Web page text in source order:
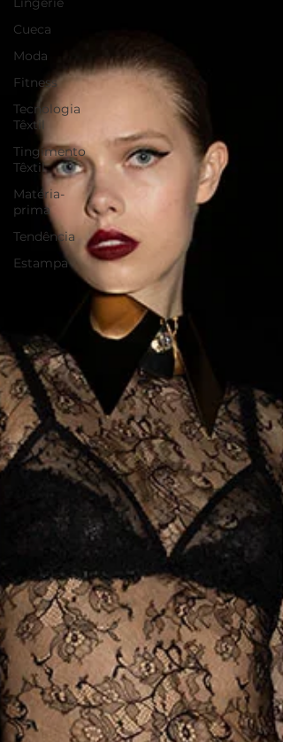
Cueca
Moda
Fitness
Tecnologia
Têxtil
Tingimento
Têxtil
Matéria-
prima
Tendência
Estampa